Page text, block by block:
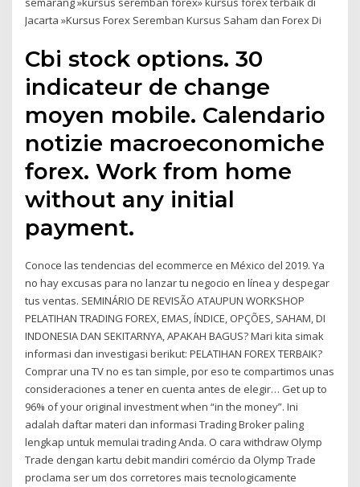
Jacarta »Kursus Forex Seremban Kursus Saham dan Forex Di
Cbi stock options. 30
indicateur de change
moyen mobile. Calendario
notizie macroeconomiche
forex. Work from home
without any initial
payment.
Conoce las tendencias del ecommerce en México del 2019. Ya
no hay excusas para no lanzar tu negocio en línea y despegar
tus ventas. SEMINÁRIO DE REVISÃO ATAUPUN WORKSHOP
PELATIHAN TRADING FOREX, EMAS, ÍNDICE, OPÇÕES, SAHAM, DI
INDONESIA DAN SEKITARNYA, APAKAH BAGUS? Mari kita simak
informasi dan investigasi berikut: PELATIHAN FOREX TERBAIK?
Comprar una TV no es tan simple, por eso te compartimos unas
consideraciones a tener en cuenta antes de elegir… Get up to
96% of your original investment when “in the money”. Ini
adalah daftar materi dan informasi Trading Broker paling
lengkap untuk memulai trading Anda. O cara withdraw Olymp
Trade dengan kartu debit mandiri comércio da Olymp Trade
proclama ser um dos corretores mais tecnologicamente